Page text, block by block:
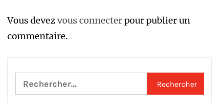
Vous devezvous connecterpour publier un
commentaire.
Rechercher :